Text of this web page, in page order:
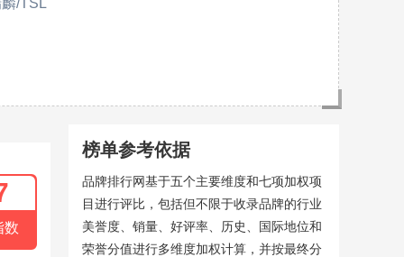
/TSL
数
榜单参考依据
品牌排行网基于五个主要维度和七项加权项
目进行评比，包括但不限于收录品牌的行业
美誉度、销量、好评率、历史、国际地位和
荣誉分值进行多维度加权计算，并按最终分